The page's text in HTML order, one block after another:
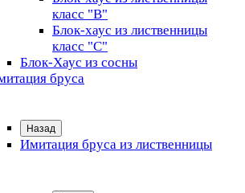
класс "B"
Блок-хаус из лиственницы
класс "C"
Блок-Хаус из сосны
бруса
Назад
Имитация бруса из лиственницы